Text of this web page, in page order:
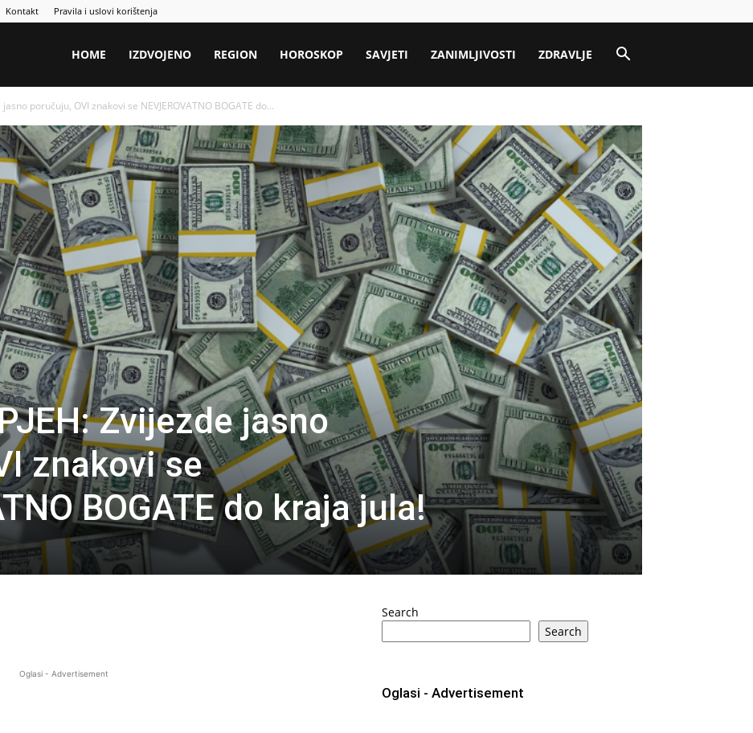
Kontakt Pravila i uslovi korištenja
HOME IZDVOJENO REGION HOROSKOP SAVJETI ZANIMLJIVOSTI ZDRAVLJE
jasno poručuju, OVI znakovi se NEVJEROVATNO BOGATE do...
Zvijezde jasno
znakovi se
BOGATE do kraja jula!
Oglasi - Advertisement
Search
Search
Oglasi - Advertisement